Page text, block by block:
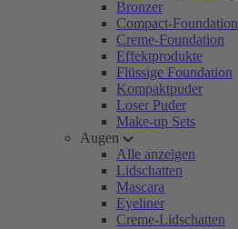
Bronzer
Compact-Foundation
Creme-Foundation
Effektprodukte
Flüssige Foundation
Kompaktpuder
Loser Puder
Make-up Sets
Augen
Alle anzeigen
Lidschatten
Mascara
Eyeliner
Creme-Lidschatten